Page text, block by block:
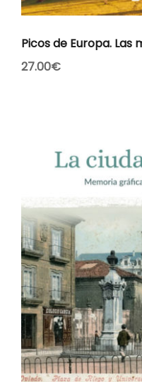
Picos de Europa. Las
27.00€